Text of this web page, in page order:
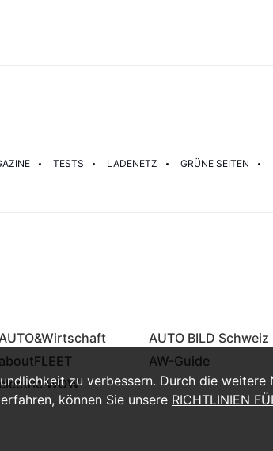
zu verbessern. Durch die weitere
können Sie unsere RICHTLINIEN
TESTS LADENETZ GRÜNE SEITEN
AUTO&Wirtschaft
aboutFLEET
WOW
AUTO BILD Schweiz
AW-Guide